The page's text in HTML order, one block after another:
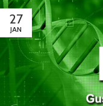
27
JAN